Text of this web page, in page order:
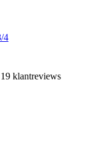
4
klantreviews